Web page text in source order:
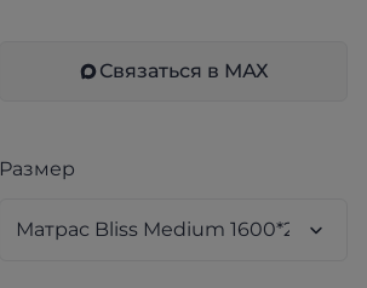
Связаться в МАХ
Размер